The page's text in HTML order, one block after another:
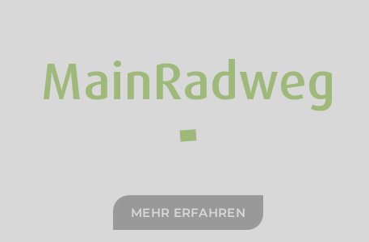
MainRadweg
MEHR ERFAHREN